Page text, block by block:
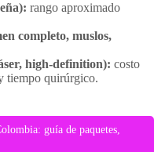
rango aproximado
completo, muslos,
high-definition): costo
tiempo quirúrgico.
guía de paquetes,